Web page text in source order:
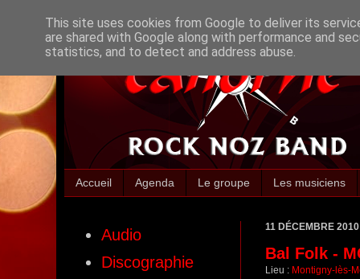
Accueil Agenda Le groupe Les musiciens
11 DÉCEMBRE 2010
Bal Folk -
Lieu : Montigny-lès-
Audio
Discographie
This site uses cookies from Google to deliver its
are shared with Google along with performance and
statistics, and to detect and address abuse.